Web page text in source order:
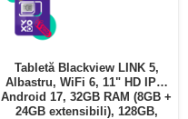
Tabletă Blackview LINK 5,
Albastru, WiFi 6, 11" HD IPS,
Android 17, 32GB RAM (8GB +
24GB extensibili), 128GB,